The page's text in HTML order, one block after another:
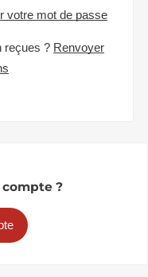
votre mot de passe
reçues ? Renvoyer
compte ?